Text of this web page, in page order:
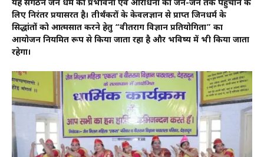
यह संगठन जैन धर्म की प्रभावना एवं आराधना को जन-जन तक पहुँचाने के
लिए निरंतर प्रयासरत है। तीर्थंकरों के केवलज्ञान से प्राप्त जिनधर्म के
सिद्धांतों को आत्मसात करने हेतु “वीतराग विज्ञान प्रतियोगिता” का
आयोजन नियमित रूप से किया जाता रहा है और भविष्य में भी किया जाता
रहेगा।